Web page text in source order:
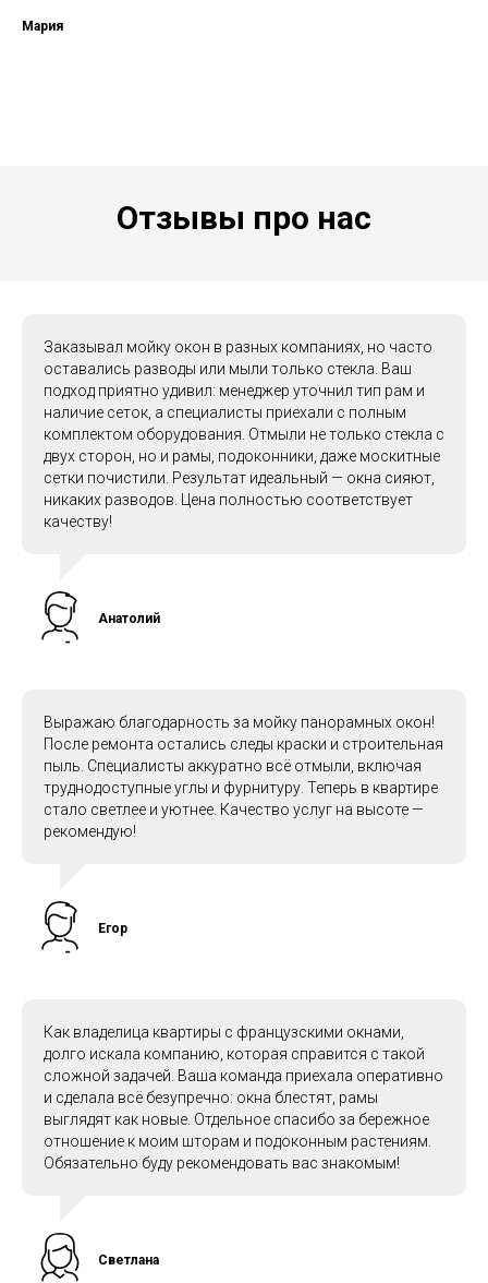
Мария
Отзывы про нас
Заказывал мойку окон в разных компаниях, но часто
оставались разводы или мыли только стекла. Ваш
подход приятно удивил: менеджер уточнил тип рам и
наличие сеток, а специалисты приехали с полным
комплектом оборудования. Отмыли не только стекла с
двух сторон, но и рамы, подоконники, даже москитные
сетки почистили. Результат идеальный — окна сияют,
никаких разводов. Цена полностью соответствует
качеству!
Анатолий
Выражаю благодарность за мойку панорамных окон!
После ремонта остались следы краски и строительная
пыль. Специалисты аккуратно всё отмыли, включая
труднодоступные углы и фурнитуру. Теперь в квартире
стало светлее и уютнее. Качество услуг на высоте —
рекомендую!
Егор
Как владелица квартиры с французскими окнами,
долго искала компанию, которая справится с такой
сложной задачей. Ваша команда приехала оперативно
и сделала всё безупречно: окна блестят, рамы
выглядят как новые. Отдельное спасибо за бережное
отношение к моим шторам и подоконным растениям.
Обязательно буду рекомендовать вас знакомым!
Светлана